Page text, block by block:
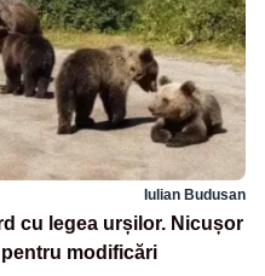
Iulian Budusan
cu legea urșilor. Nicușor
modificări